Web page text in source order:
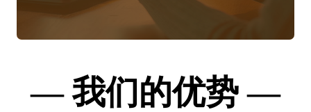
— 我们的优势 —